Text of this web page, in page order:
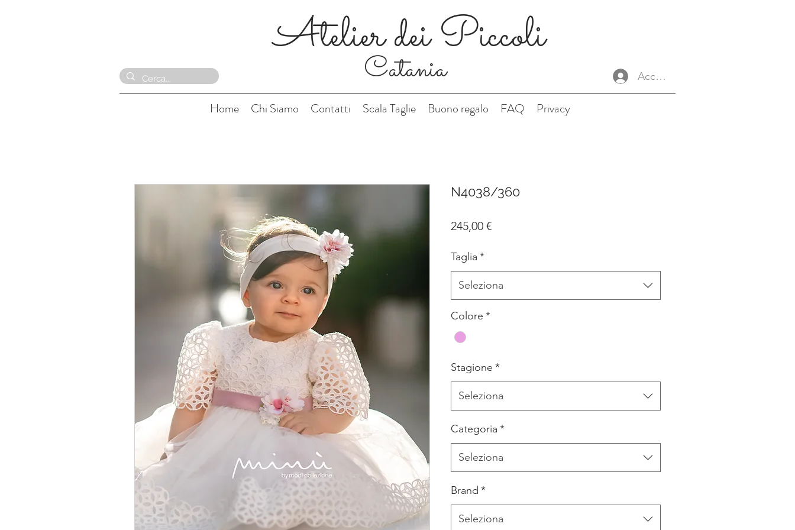
Atelier dei Piccoli
Catania Accedi
Home Chi Siamo Contatti Scala Taglie Buono regalo FAQ Privacy
N4038/360
245,00 €Prezzo
Taglia *
Seleziona
Colore *
Stagione *
Seleziona
Categoria *
Seleziona
Brand *
Seleziona